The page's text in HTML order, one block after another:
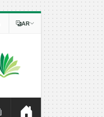
AR